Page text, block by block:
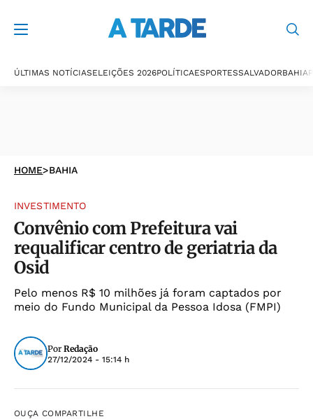
ÚLTIMAS NOTÍCIASELEIÇÕES 2026POLÍTICAESPORTESSALVADORBAHIA
HOME>BAHIA
INVESTIMENTO
Convênio com Prefeitura vai
requalificar centro de geriatria da
Osid
Pelo menos R$ 10 milhões já foram captados por
meio do Fundo Municipal da Pessoa Idosa (FMPI)
Por Redação
27/12/2024 - 15:14 h
OUÇA COMPARTILHE